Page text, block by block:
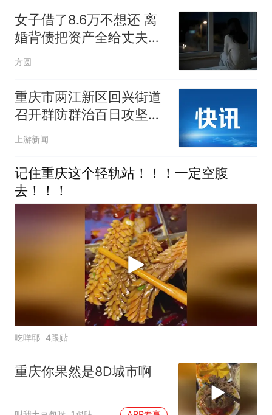
女子借了8.6万不想还 离
婚背债把资产全给丈夫女
儿
方圆
重庆市两江新区回兴街道
召开群防群治百日攻坚行
动部署会
上游新闻
记住重庆这个轻轨站！！！一定空腹
去！！！
吃咩耶 4跟贴
重庆你果然是8D城市啊